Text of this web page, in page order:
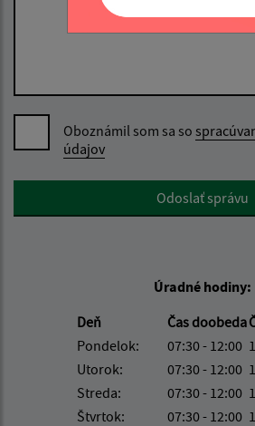
Oboznámil som sa so
údajov
Google reCaptcha ResponseOdoslať správu
Úradné hodiny:
Deň
Čas doobeda
Pondelok:
07:30 - 12:00
Utorok:
07:30 - 12:00
Streda:
07:30 - 12:00
Štvrtok:
07:30 - 12:00